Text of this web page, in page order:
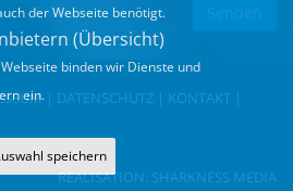
| DATENSCHUTZ KONTAKT
REALISATION: SHARKNESS MEDIA
der Webseite benötigt.
(Übersicht)
binden wir Dienste und
ein.
speichern